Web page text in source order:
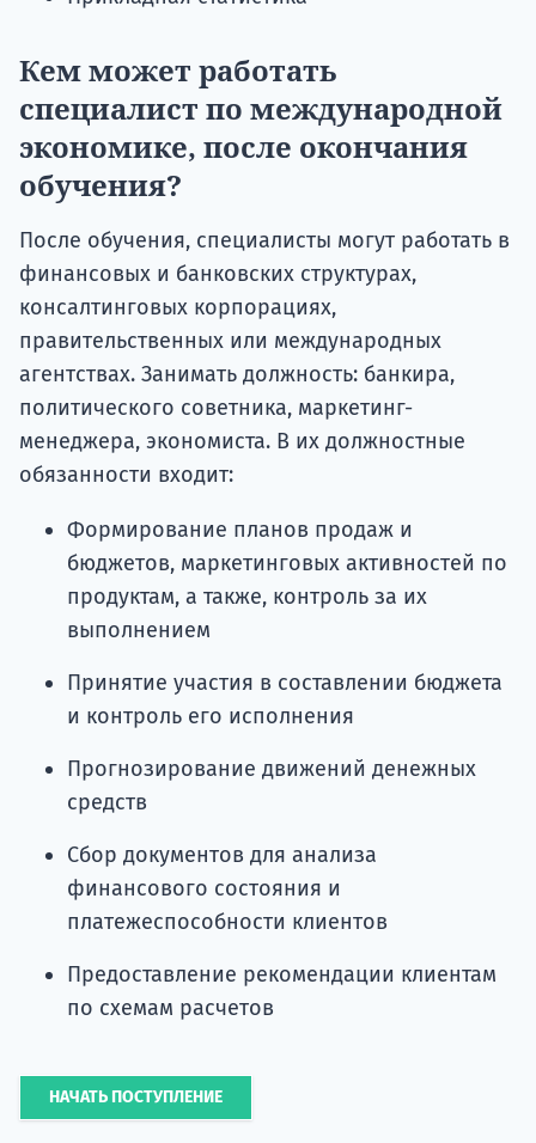
Кем может работать
специалист по международной
экономике, после окончания
обучения?
После обучения, специалисты могут работать в
финансовых и банковских структурах,
консалтинговых корпорациях,
правительственных или международных
агентствах. Занимать должность: банкира,
политического советника, маркетинг-
менеджера, экономиста. В их должностные
обязанности входит:
Формирование планов продаж и
бюджетов, маркетинговых активностей по
продуктам, а также, контроль за их
выполнением
Принятие участия в составлении бюджета
и контроль его исполнения
Прогнозирование движений денежных
средств
Сбор документов для анализа
финансового состояния и
платежеспособности клиентов
Предоставление рекомендации клиентам
по схемам расчетов
НАЧАТЬ ПОСТУПЛЕНИЕ